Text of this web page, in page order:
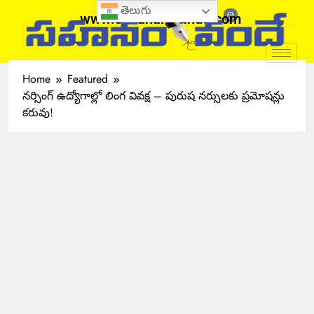
www.sahanamvande.com
Home
Featured
నర్సింగ్ ఉద్యోగాల్లో లింగ వివక్ష – పురుష నర్సులకు ప్రమోషన్లు
కరువు!
తెలుగు